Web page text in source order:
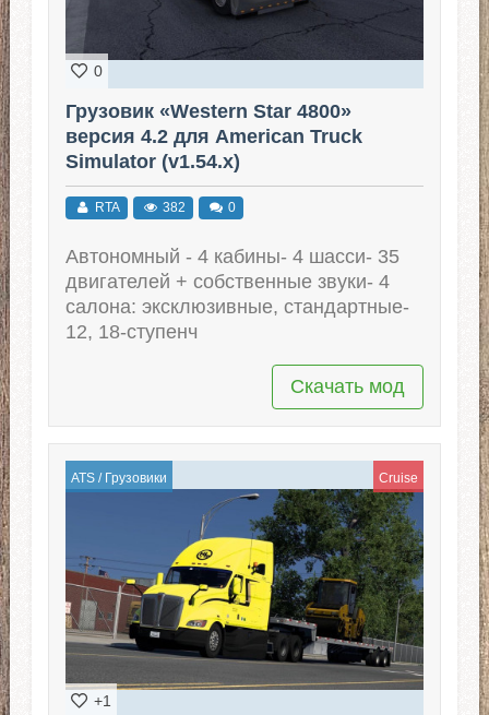
0
Грузовик «Western Star 4800»
версия 4.2 для American Truck
Simulator (v1.54.x)
RTA 382 0
Автономный - 4 кабины- 4 шасси- 35
двигателей + собственные звуки- 4
салона: эксклюзивные, стандартные-
12, 18-ступенч
Скачать мод
ATS/ Грузовики Cruise
+1